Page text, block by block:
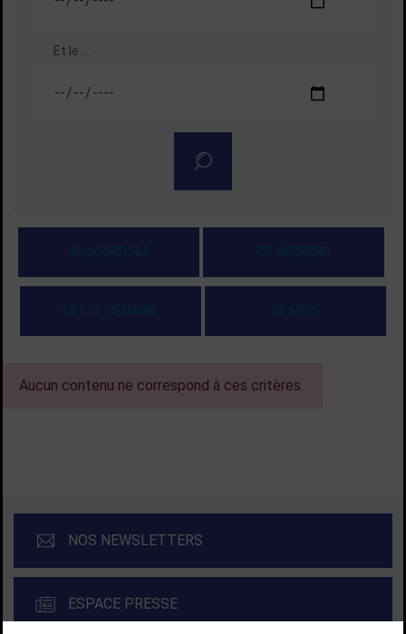
Et le ...
Rechercher un agenda
Aucun contenu ne correspond à ces critères.
NOS NEWSLETTERS
ESPACE PRESSE